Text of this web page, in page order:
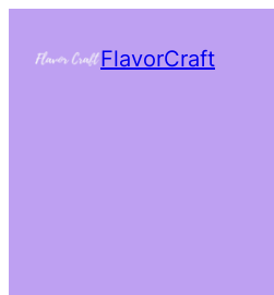
FlavorCraft